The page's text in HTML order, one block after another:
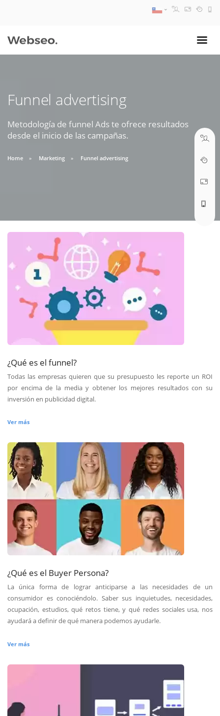
Funnel advertising
Metodología de funnel Ads te ofrece resultados
desde el inicio de las campañas.
Home Marketing Funnel advertising
¿Qué es el funnel?
Todas las empresas quieren que su presupuesto les reporte un ROI
por encima de la media y obtener los mejores resultados con su
inversión en publicidad digital.
Ver más
¿Qué es el Buyer Persona?
La única forma de lograr anticiparse a las necesidades de un
consumidor es conociéndolo. Saber sus inquietudes, necesidades,
ocupación, estudios, qué retos tiene, y qué redes sociales usa, nos
ayudará a definir de qué manera podemos ayudarle.
Ver más
09:30 AM A 18:30 PM
soporte@webseo.cl